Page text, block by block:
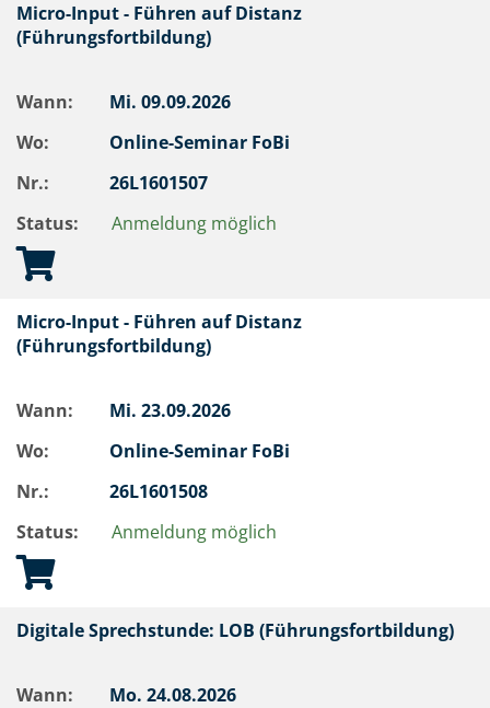
Micro-Input - Führen auf Distanz
(Führungsfortbildung)
Wann: Mi. 09.09.2026
Wo:
Online-Seminar FoBi
Nr.:
26L1601507
Status:
Anmeldung möglich
Micro-Input - Führen auf Distanz
(Führungsfortbildung)
Wann: Mi. 23.09.2026
Wo:
Online-Seminar FoBi
Nr.:
26L1601508
Status:
Anmeldung möglich
Digitale Sprechstunde: LOB (Führungsfortbildung)
Wann: Mo. 24.08.2026